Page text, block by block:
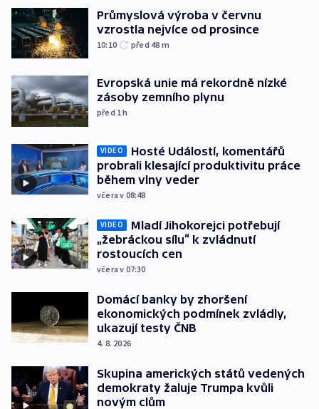
Průmyslová výroba v červnu
vzrostla nejvíce od prosince
10:10 před 48 m
Evropská unie má rekordně nízké
zásoby zemního plynu
před 1h
VIDEO
Hosté Událostí, komentářů
probrali klesající produktivitu práce
během vlny veder
včera v 08:48
VIDEO
Mladí Jihokorejci potřebují
„žebráckou sílu“ k zvládnutí
rostoucích cen
včera v 07:30
Domácí banky by zhoršení
ekonomických podmínek zvládly,
ukazují testy ČNB
4. 8. 2026
Skupina amerických států vedených
demokraty žaluje Trumpa kvůli
novým clům